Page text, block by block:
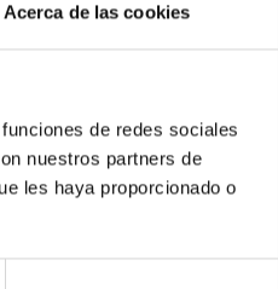
Acerca de las cookies
de redes sociales
nuestros partners de
les haya proporcionado o
La restauración y el vending
son compatibles...